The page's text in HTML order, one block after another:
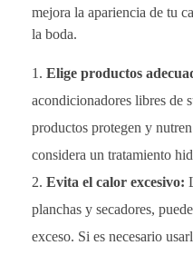
mejora la apariencia de tu
la boda.
Elige productos
acondicionadores libres de
productos protegen y
considera un tratamiento
Evita el calor excesivo:
planchas y secadores,
exceso. Si es necesario